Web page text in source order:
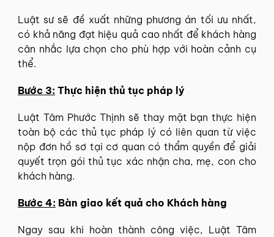
Luật sư sẽ đề xuất những phương án tối ưu nhất,
có khả năng đạt hiệu quả cao nhất để khách hàng
cân nhắc lựa chọn cho phù hợp với hoàn cảnh cụ
thể.
Bước 3: Thực hiện thủ tục pháp lý
Luật Tâm Phước Thịnh sẽ thay mặt bạn thực hiện
toàn bộ các thủ tục pháp lý có liên quan từ việc
nộp đơn hồ sơ tại cơ quan có thẩm quyền để giải
quyết trọn gói thủ tục xác nhận cha, mẹ, con cho
khách hàng.
Bước 4: Bàn giao kết quả cho Khách hàng
Ngay sau khi hoàn thành công việc, Luật Tâm